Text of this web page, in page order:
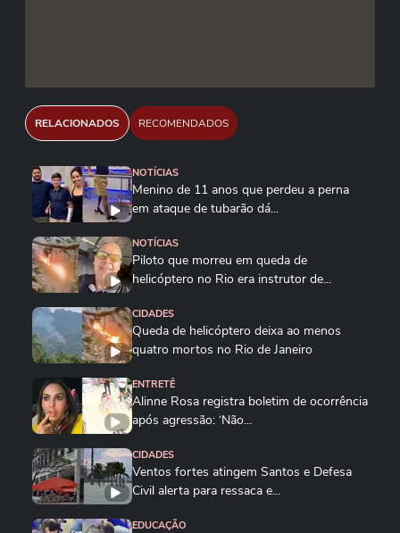
RELACIONADOS RECOMENDADOS
NOTÍCIAS
Menino de 11 anos que perdeu a perna
em ataque de tubarão dá...
NOTÍCIAS
Piloto que morreu em queda de
helicóptero no Rio era instrutor de...
CIDADES
Queda de helicóptero deixa ao menos
quatro mortos no Rio de Janeiro
ENTRETÊ
Alinne Rosa registra boletim de ocorrência
após agressão: ‘Não...
CIDADES
Ventos fortes atingem Santos e Defesa
Civil alerta para ressaca e...
EDUCAÇÃO